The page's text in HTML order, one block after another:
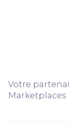
Votre
Marketplaces